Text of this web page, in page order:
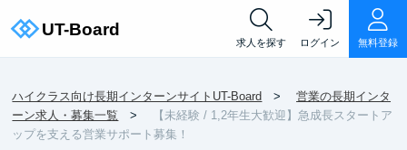
求人を探す ログイン 無料登録
ハイクラス向け長期インターンサイトUT-Board
営業の長期インタ
ーン求人・募集一覧
【未経験 / 1,2年生大歓迎】急成長スタートア
ップを支える営業サポート募集！